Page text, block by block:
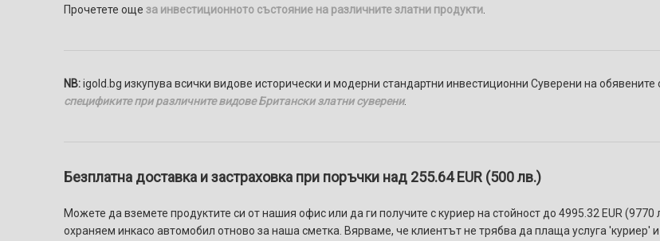
Прочетете още за инвестиционното състояние на различните златни продукти
NB:igold.bg изкупува всички видове исторически и модерни стандартни инвестиционни Суверени на обявените
спецификите при различните видове Британски златни суверени.
Безплатна доставка и застраховка при поръчки над 255.64 EUR (500 лв.)
Можете да вземете продуктите си от нашия офис или да ги получите с куриер на стойност до 4995.32 EUR
охраняем инкасо автомобил отново за наша сметка. Вярваме, че клиентът не трябва да плаща услуга 'куриер'